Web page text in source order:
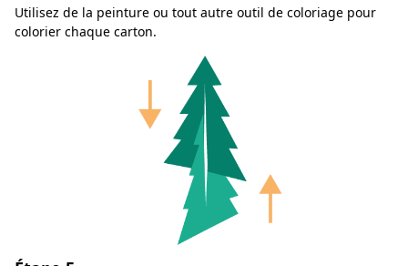
Utilisez de la peinture ou tout autre outil de coloriage pour
colorier chaque carton.